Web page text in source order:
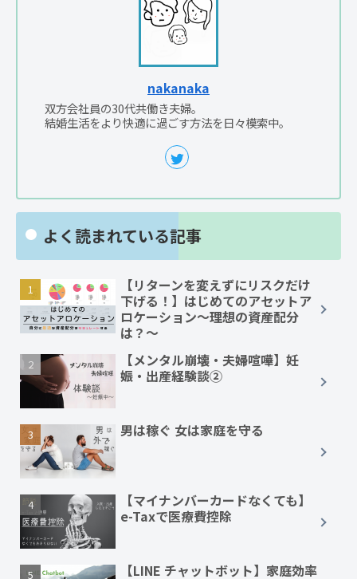
nakanaka
双方会社員の30代共働き夫婦。
結婚生活をより快適に過ごす方法を日々模索中。
よく読まれている記事
【リターンを変えずにリスクだけ
下げる！】はじめてのアセットア
ロケーション～理想の資産配分
は？～
【メンタル崩壊・夫婦喧嘩】妊
娠・出産経験談②
男は稼ぐ 女は家庭を守る
【マイナンバーカードなくても】
e-Taxで医療費控除
【LINE チャットボット】家庭効率